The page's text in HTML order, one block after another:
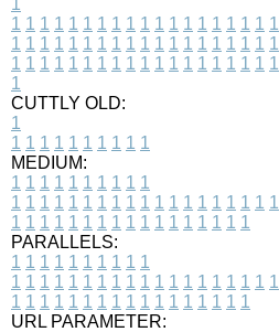
1 1 1 1 1 1 1 1 1 1 1 1 1 1 1 1 1 1 1
1 1 1 1 1 1 1 1 1 1 1 1 1 1 1 1 1 1 1
1 1 1 1 1 1 1 1 1 1 1 1 1 1 1 1 1 1 1
1
CUTTLY OLD:
1
1 1 1 1 1 1 1 1 1 1
MEDIUM:
1 1 1 1 1 1 1 1 1 1
1 1 1 1 1 1 1 1 1 1 1 1 1 1 1 1 1 1 1
1 1 1 1 1 1 1 1 1 1 1 1 1 1 1 1 1
PARALLELS:
1 1 1 1 1 1 1 1 1 1
1 1 1 1 1 1 1 1 1 1 1 1 1 1 1 1 1 1 1
1 1 1 1 1 1 1 1 1 1 1 1 1 1 1 1 1
URL PARAMETER: